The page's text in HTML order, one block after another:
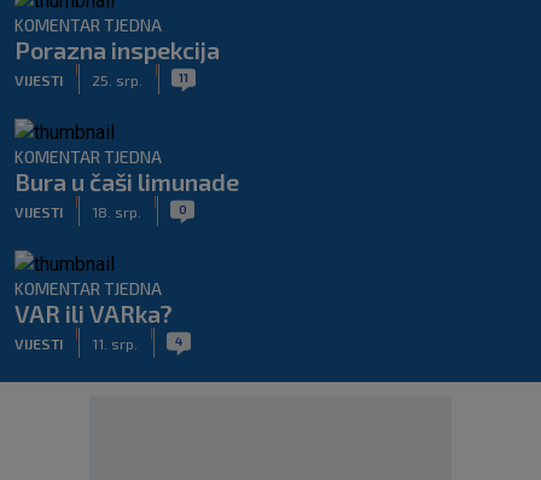
KOMENTAR TJEDNA
Porazna inspekcija
VIJESTI 25. srp. 11
KOMENTAR TJEDNA
Bura u čaši limunade
VIJESTI 18. srp. 0
KOMENTAR TJEDNA
VAR ili VARka?
VIJESTI 11. srp. 4